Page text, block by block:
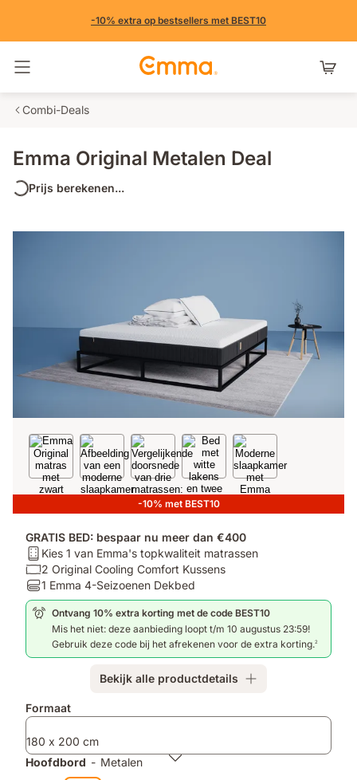
-10% extra op bestsellers met BEST10
Navigatie in- en uitschakelen
Combi-Deals
Emma Original Metalen Deal
Prijs berekenen...
-10% met BEST10
GRATIS BED: bespaar nu meer dan €400
Matras:
Kies
1
van
Emma's
topkwaliteit
matrassen
Kies 1 van Emma's topkwaliteit matrassen
Kussen:
2
Original
Cooling
Comfort
Kussens
2 Original Cooling Comfort Kussens
Dekbedden:
1
Emma
Seizoenen
1 Emma 4-Seizoenen Dekbed
Ontvang 10% extra korting met de code BEST10
Mis het niet: deze aanbieding loopt t/m 10 augustus 23:59!
Gebruik deze code bij het afrekenen voor de extra korting.2
Bekijk alle productdetails
Extra
Formaat
180 x 200 cm
Hoofdbord - Metalen